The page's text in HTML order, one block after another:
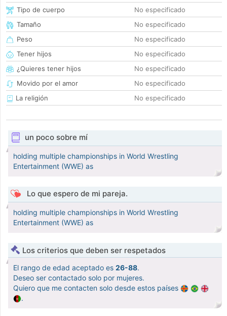
Tipo de cuerpo
No especificado
Tamaño
No especificado
Peso
No especificado
Tener hijos
No especificado
¿Quieres tener hijos
No especificado
Movido por el amor
No especificado
La religión
No especificado
un poco sobre mí
holding multiple championships in World Wrestling
Entertainment (WWE) as
Lo que espero de mi pareja.
holding multiple championships in World Wrestling
Entertainment (WWE) as
Los criterios que deben ser respetados
El rango de edad aceptado es 26-88.
Deseo ser contactado solo por mujeres.
Quiero que me contacten solo desde estos países
.